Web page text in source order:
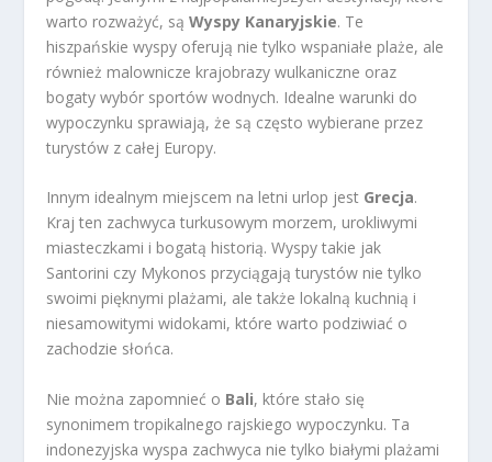
warto rozważyć, sąWyspy Kanaryjskie. Te
hiszpańskie wyspy oferują nie tylko wspaniałe plaże, ale
również malownicze krajobrazy wulkaniczne oraz
bogaty wybór sportów wodnych. Idealne warunki do
wypoczynku sprawiają, że są często wybierane przez
turystów z całej Europy.
Innym idealnym miejscem na letni urlop jest Grecja.
Kraj ten zachwyca turkusowym morzem, urokliwymi
miasteczkami i bogatą historią. Wyspy takie jak
Santorini czy Mykonos przyciągają turystów nie tylko
swoimi pięknymi plażami, ale także lokalną kuchnią i
niesamowitymi widokami, które warto podziwiać o
zachodzie słońca.
Nie można zapomnieć o Bali, które stało się
synonimem tropikalnego rajskiego wypoczynku. Ta
indonezyjska wyspa zachwyca nie tylko białymi plażami